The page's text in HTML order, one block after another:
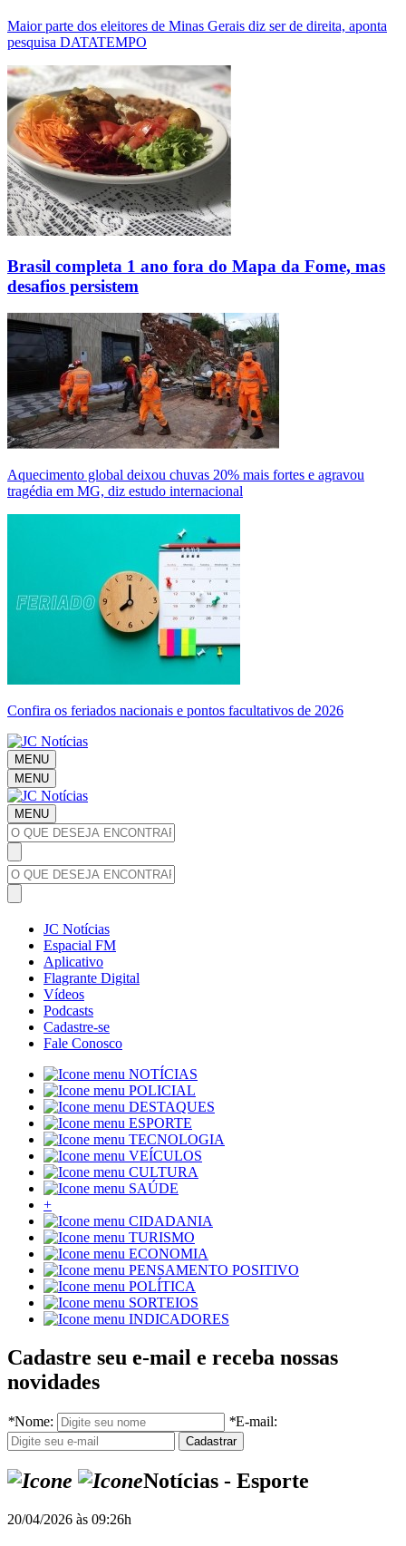
Maior parte dos eleitores de Minas Gerais diz ser de direita, aponta
pesquisa DATATEMPO
Brasil completa 1 ano fora do Mapa da Fome, mas
desafios persistem
Aquecimento global deixou chuvas 20% mais fortes e agravou
tragédia em MG, diz estudo internacional
Confira os feriados nacionais e pontos facultativos de 2026
MENU
MENU
MENU
JC Notícias
Espacial FM
Aplicativo
Flagrante Digital
Vídeos
Podcasts
Cadastre-se
Fale Conosco
NOTÍCIAS
POLICIAL
DESTAQUES
ESPORTE
TECNOLOGIA
VEÍCULOS
CULTURA
SAÚDE
+
CIDADANIA
TURISMO
ECONOMIA
PENSAMENTO POSITIVO
POLÍTICA
SORTEIOS
INDICADORES
Cadastre seu e-mail e receba nossas
novidades
*Nome: *E-mail:
Notícias - Esporte
20/04/2026 às 09:26h